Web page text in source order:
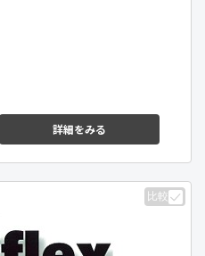
詳細をみる
比較